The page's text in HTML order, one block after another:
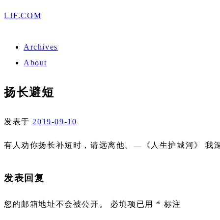
LJF.COM
Archives
About
扬长避短
发表于 2019-09-10
有人劝你扬长补短时，请远离他。—《人生护城河》 我
发表回复
您的邮箱地址不会被公开。 必填项已用 * 标注